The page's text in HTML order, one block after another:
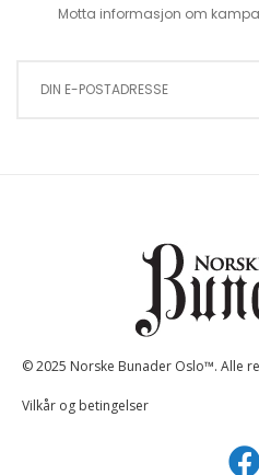
Motta informasjon om
© 2025 Norske Bunader Oslo™. Alle
Vilkår og betingelser